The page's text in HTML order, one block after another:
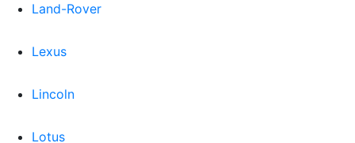
Land-Rover
Lexus
Lincoln
Lotus